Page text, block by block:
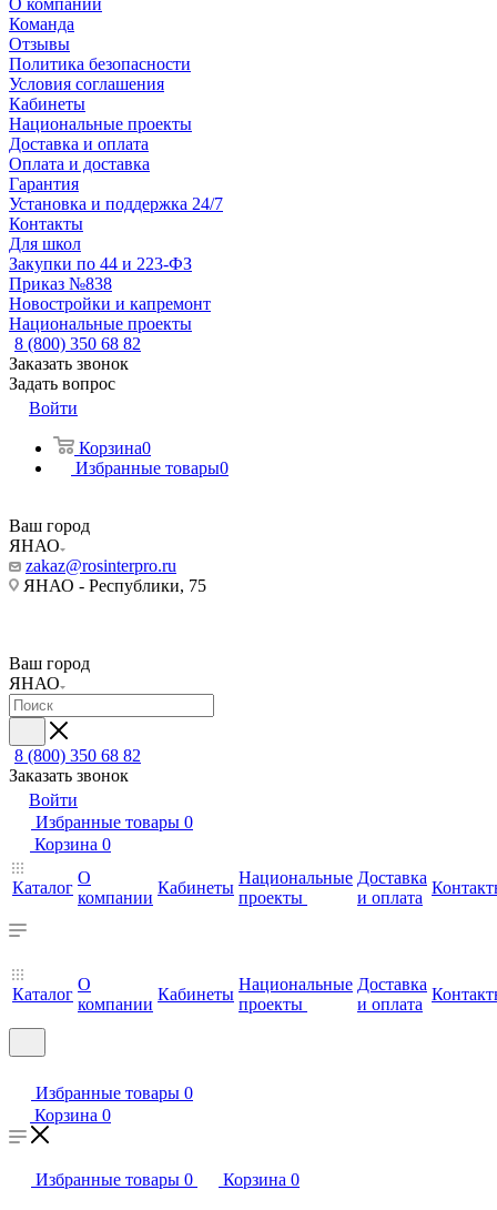
О компании
Команда
Отзывы
Политика безопасности
Условия соглашения
Кабинеты
Национальные проекты
Доставка и оплата
Оплата и доставка
Гарантия
Установка и поддержка 24/7
Контакты
Для школ
Закупки по 44 и 223-ФЗ
Приказ №838
Новостройки и капремонт
Национальные проекты
8 (800) 350 68 82
Заказать звонок
Задать вопрос
Войти
Корзина0
Избранные товары0
Ваш город
ЯНАО
zakaz@rosinterpro.ru
ЯНАО - Республики, 75
Ваш город
ЯНАО
8 (800) 350 68 82
Заказать звонок
Войти
Избранные товары 0
Корзина 0
Каталог
О
компании
Кабинеты
Национальные
проекты
Доставка
и оплата
Каталог
О
компании
Кабинеты
Национальные
проекты
Доставка
и оплата
Избранные товары 0
Корзина 0
Избранные товары 0 Корзина 0